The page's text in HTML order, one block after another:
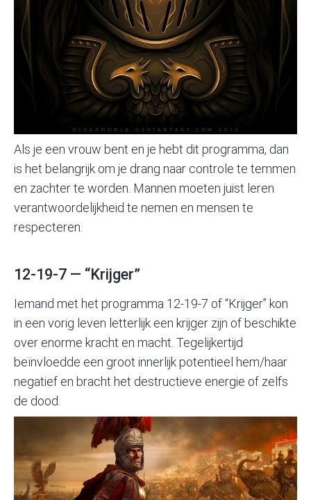
Als je een vrouw bent en je hebt dit programma, dan
is het belangrijk om je drang naar controle te temmen
en zachter te worden. Mannen moeten juist leren
verantwoordelijkheid te nemen en mensen te
respecteren.
12-19-7 — “Krijger”
Iemand met het programma 12-19-7 of “Krijger” kon
in een vorig leven letterlijk een krijger zijn of beschikte
over enorme kracht en macht. Tegelijkertijd
beïnvloedde een groot innerlijk potentieel hem/haar
negatief en bracht het destructieve energie of zelfs
de dood.